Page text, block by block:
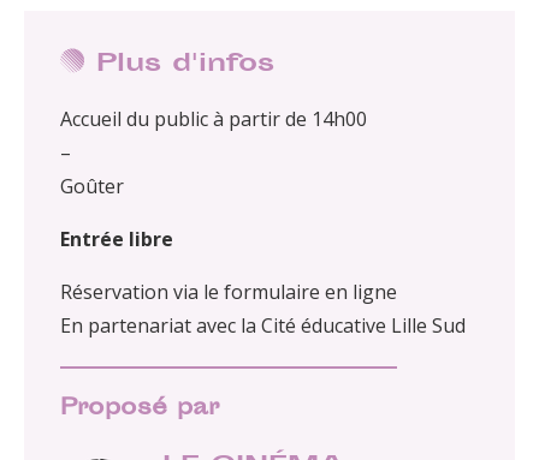
Plus d'infos
Accueil du public à partir de 14h00
–
Goûter
Entrée libre
Réservation via le formulaire en ligne
En partenariat avec la Cité éducative Lille Sud
Proposé par